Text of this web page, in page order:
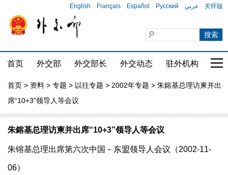
English Français Español Русский عربي 关怀版
首页 外交部 外交部长 外交动态 驻外机构 国
首页 > 资料 > 专题 > 以往专题 > 2002年专题 > 朱鎔基总理访柬并出
席“10+3”领导人等会议
朱鎔基总理访柬并出席“10+3”领导人等会议
朱镕基总理出席第六次中国－东盟领导人会议（2002-11-
06）